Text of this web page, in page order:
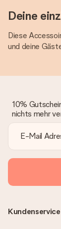
Deine
Diese
und deine
10%
nichts mehr
Kundenservice